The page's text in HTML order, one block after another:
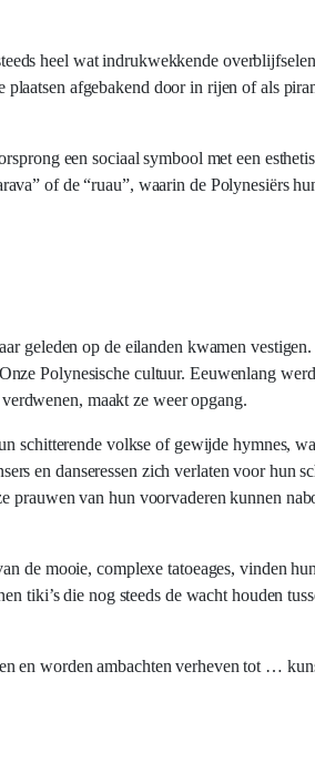
heel wat indrukwekkende
afgebakend door in rijen of als
een sociaal symbool met een
of de “ruau”, waarin de Polynesiërs
geleden op de eilanden kwamen
Polynesische cultuur. Eeuwenlang
maakt ze weer opgang.
schitterende volkse of gewijde hymnes,
en danseressen zich verlaten voor hun
prauwen van hun voorvaderen kunnen
de mooie, complexe tatoeages, vinden
tiki’s die nog steeds de wacht houden
en worden ambachten verheven tot …